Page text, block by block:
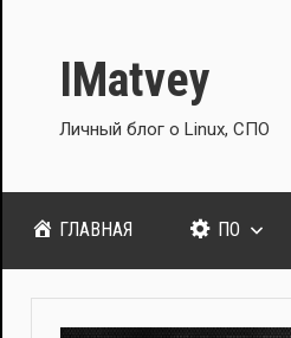
содержимому
IMatvey
Личный блог о Linux, СПО
ГЛАВНАЯ ПО